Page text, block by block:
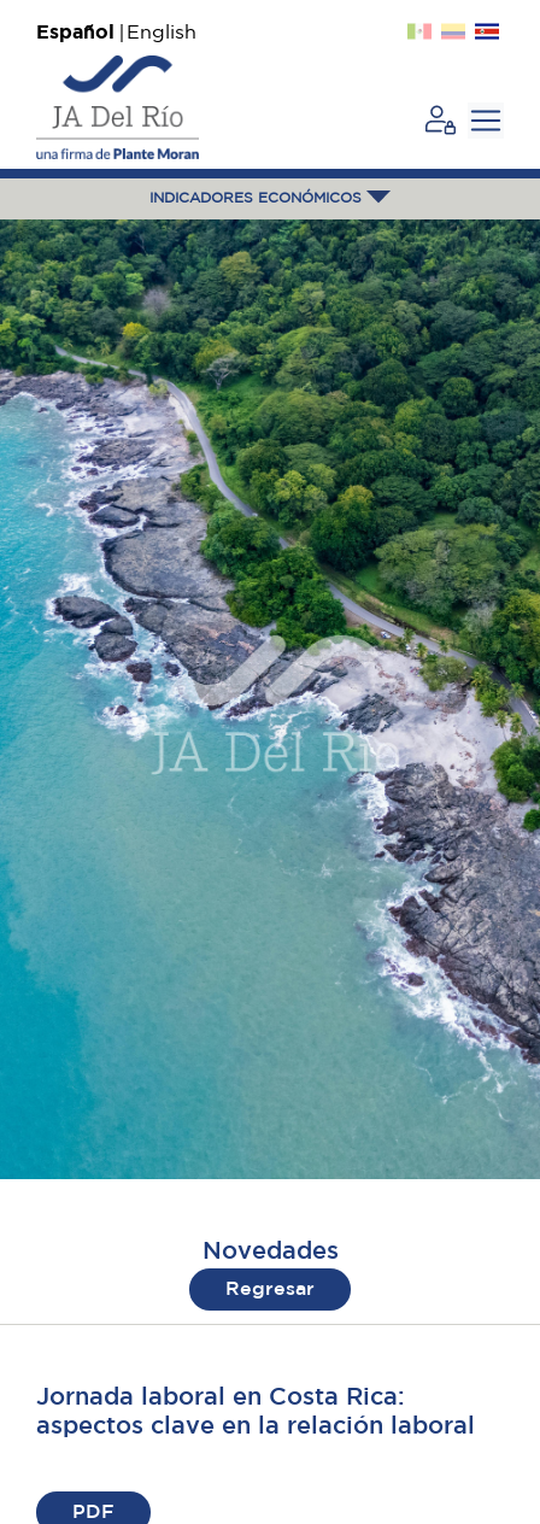
Español English
INDICADORES ECONÓMICOS
Novedades
Regresar
Jornada laboral en Costa Rica:
aspectos clave en la relación laboral
PDF